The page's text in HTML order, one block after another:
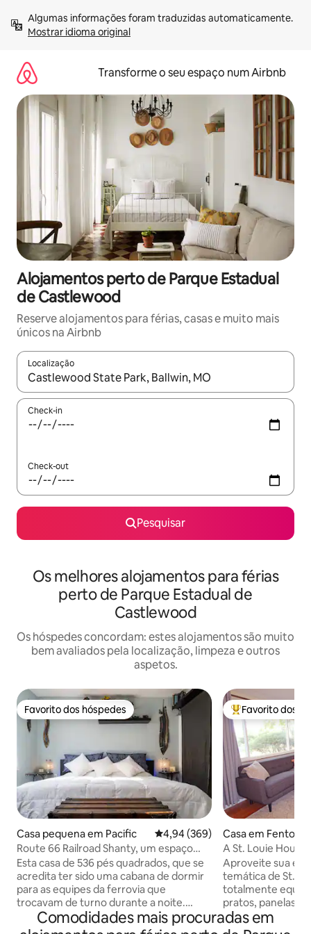
para
Mostrar idioma original
Transforme o seu espaço num Airbnb
Alojamentos perto de Parque Estadual
de Castlewood
Reserve alojamentos para férias, casas e muito mais
únicos na Airbnb
Localização
Quando os resultados estiverem disponíveis, navegue com
Check-in
Check-out
Pesquisar
Os melhores alojamentos para férias
perto de Parque Estadual de
Castlewood
Os hóspedes concordam: estes alojamentos são muito
bem avaliados pela localização, limpeza e outros
aspetos.
Favorito dos hóspedes
Favorito dos hóspedes
Casa pequena em Pacific Classificação média de 4,94 em
4,94 (369)
Route 66 Railroad Shanty, um espaço
pequeno e aconchegante
Esta casa de 536 pés quadrados, que se
acredita ter sido uma cabana de dormir
para as equipes da ferrovia que
trocavam de turno durante a noite.
Totalmente renovado e atualizado em
2021 por um artista local, você
Favoritos dos
Favorito dos
Casa em Fenton
A St. Louie
e quintal grande!
Aproveite sua
temática de St.
totalmente
pratos, panelas e
quartos, o quarto
Blues e o quarto
Comodidades mais procuradas em